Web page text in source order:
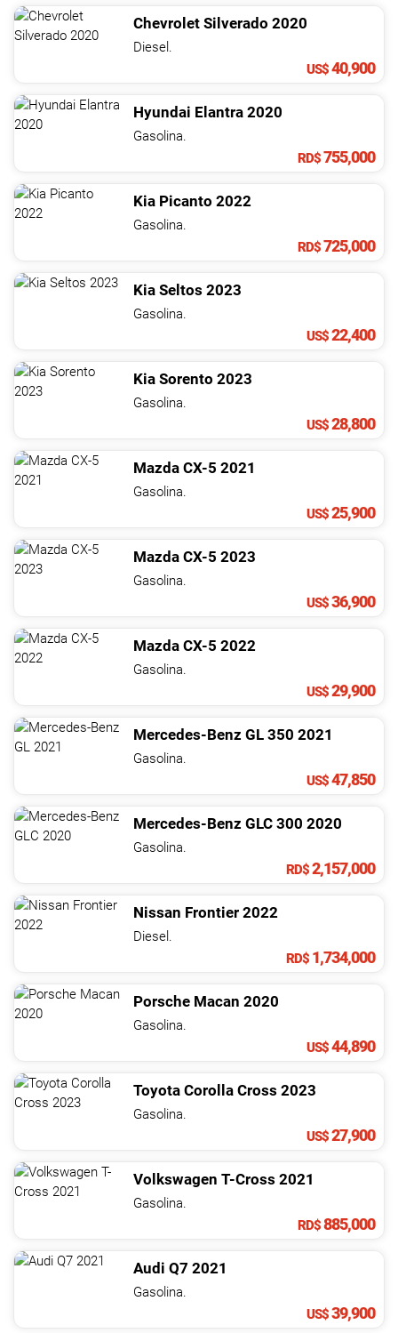
Chevrolet Silverado 2020
Diesel.
US$40,900
Hyundai Elantra 2020
Gasolina.
RD$755,000
Kia Picanto 2022
Gasolina.
RD$725,000
Kia Seltos 2023
Gasolina.
US$22,400
Kia Sorento 2023
Gasolina.
US$28,800
Mazda CX-5 2021
Gasolina.
US$25,900
Mazda CX-5 2023
Gasolina.
US$36,900
Mazda CX-5 2022
Gasolina.
US$29,900
Mercedes-Benz GL 350 2021
Gasolina.
US$47,850
Mercedes-Benz GLC 300 2020
Gasolina.
RD$2,157,000
Nissan Frontier 2022
Diesel.
RD$ 1,734,000
Porsche Macan 2020
Gasolina.
US$44,890
Toyota Corolla Cross 2023
Gasolina.
US$27,900
Volkswagen T-Cross 2021
Gasolina.
RD$885,000
Audi Q7 2021
Gasolina.
US$39,900